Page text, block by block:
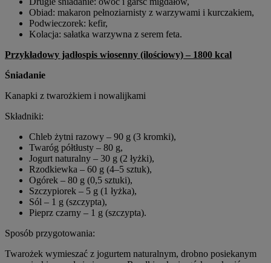
Obiad: makaron pełnoziarnisty z warzywami i kurczakiem,
Podwieczorek: kefir,
Kolacja: sałatka warzywna z serem feta.
Przykładowy jadłospis wiosenny (ilościowy) – 1800 kcal
Śniadanie
Kanapki z twarożkiem i nowalijkami
Składniki:
Chleb żytni razowy – 90 g (3 kromki),
Twaróg półtłusty – 80 g,
Jogurt naturalny – 30 g (2 łyżki),
Rzodkiewka – 60 g (4–5 sztuk),
Ogórek – 80 g (0,5 sztuki),
Szczypiorek – 5 g (1 łyżka),
Sól – 1 g (szczypta),
Pieprz czarny – 1 g (szczypta).
Sposób przygotowania:
Twarożek wymieszać z jogurtem naturalnym, drobno posiekanym